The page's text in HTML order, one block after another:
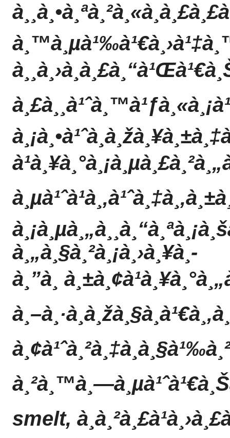
à¸„à¸§à¸²à¸¡à¸›à¸¥à¸­
à¸”à¸
smelt,